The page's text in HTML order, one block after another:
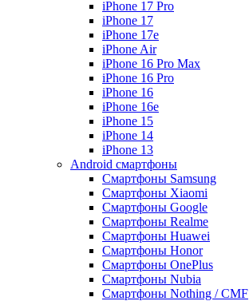
iPhone 17 Pro
iPhone 17
iPhone 17e
iPhone Air
iPhone 16 Pro Max
iPhone 16 Pro
iPhone 16
iPhone 16e
iPhone 15
iPhone 14
iPhone 13
Android cмартфоны
Смартфоны Samsung
Смартфоны Xiaomi
Смартфоны Google
Смартфоны Realme
Смартфоны Huawei
Смартфоны Honor
Смартфоны OnePlus
Смартфоны Nubia
Смартфоны Nothing / CMF